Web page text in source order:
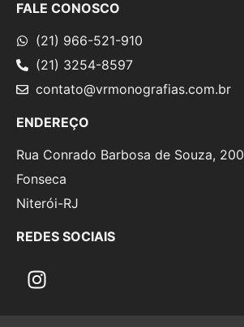
FALE CONOSCO
(21) 966-521-910
(21) 3254-8597
contato@vrmonografias.com.br
ENDEREÇO
Rua Conrado Barbosa de Souza, 200
Fonseca
Niterói-RJ
REDES SOCIAIS